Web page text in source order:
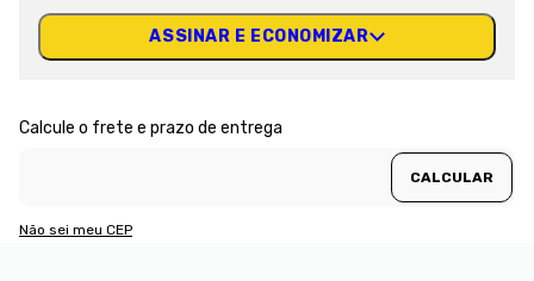
ASSINAR E ECONOMIZAR
Não sei meu CEP